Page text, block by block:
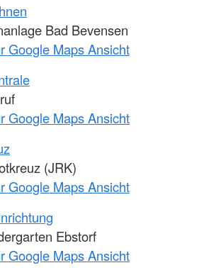
Bad Bevensen
Google Maps Ansicht
Google Maps Ansicht
(JRK)
Google Maps Ansicht
Ebstorf
Google Maps Ansicht